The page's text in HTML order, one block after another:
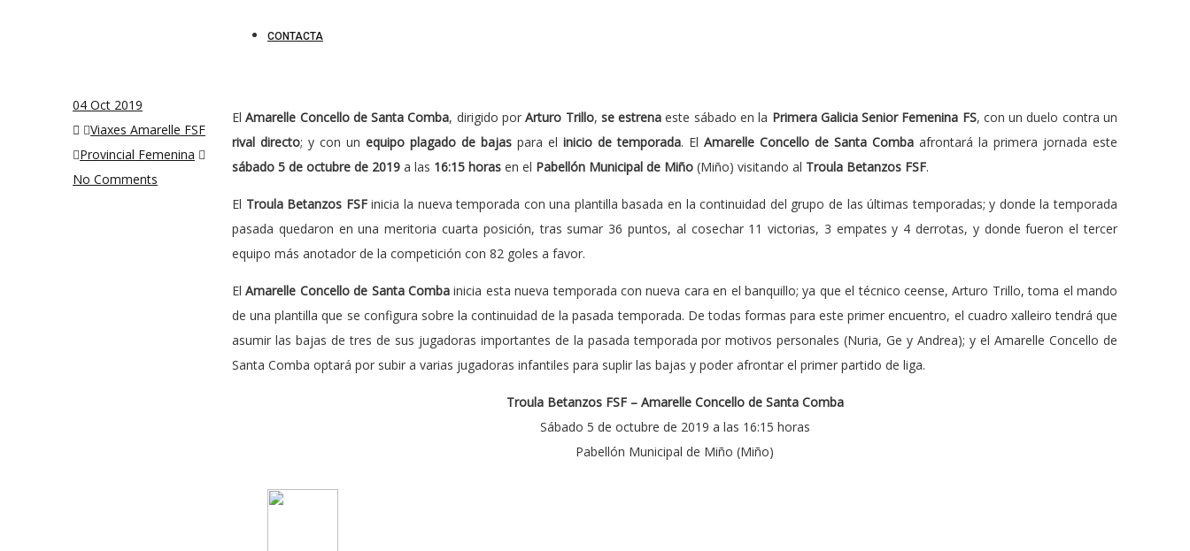
CONTACTA
04 Oct 2019
Viaxes Amarelle FSF
Provincial Femenina
No Comments
ElAmarelle Concello de Santa Comba, dirigido porArturo Trillo, se estrena este sábado en la Primera Galicia Senior Femenina FS, con un duelo contra un
rival directo; y con un equipo plagado de bajas para el inicio de temporada. El Amarelle Concello de Santa Comba afrontará la primera jornada este
sábado 5 de octubre de 2019 a las 16:15 horas en el Pabellón Municipal de Miño (Miño) visitando al Troula Betanzos FSF.
El Troula Betanzos FSFinicia la nueva temporada con una plantilla basada en la continuidad del grupo de las últimas temporadas; y donde la temporada
pasada quedaron en una meritoria cuarta posición, tras sumar 36 puntos, al cosechar 11 victorias, 3 empates y 4 derrotas, y donde fueron el tercer
equipo más anotador de la competición con 82 goles a favor.
ElAmarelle Concello de Santa Comba inicia esta nueva temporada con nueva cara en el banquillo; ya que el técnico ceense, Arturo Trillo, toma el mando
de una plantilla que se configura sobre la continuidad de la pasada temporada. De todas formas para este primer encuentro, el cuadro xalleiro tendrá que
asumir las bajas de tres de sus jugadoras importantes de la pasada temporada por motivos personales (Nuria, Ge y Andrea); y el Amarelle Concello de
Santa Comba optará por subir a varias jugadoras infantiles para suplir las bajas y poder afrontar el primer partido de liga.
Troula Betanzos FSF – Amarelle Concello de Santa Comba
Sábado 5 de octubre de 2019 a las 16:15 horas
Pabellón Municipal de Miño (Miño)